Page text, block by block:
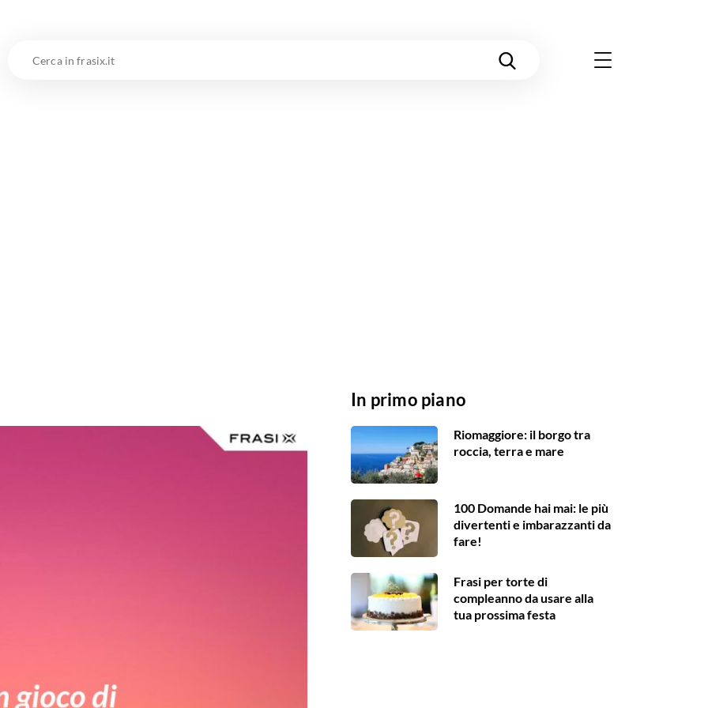
In primo piano
Riomaggiore: il borgo tra
roccia, terra e mare
100 Domande hai mai: le più
divertenti e imbarazzanti da
fare!
Frasi per torte di
compleanno da usare alla
tua prossima festa